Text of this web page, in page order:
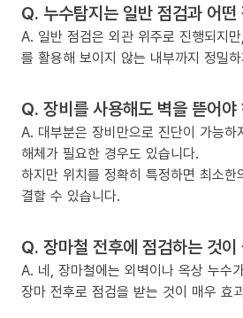
Q. 누수탐지는 일반 점검과 어
A. 일반 점검은 외관 위주로 진행되지
를 활용해 보이지 않는 내부까지 정밀
Q. 장비를 사용해도 벽을 뜯어야
A. 대부분은 장비만으로 진단이 가능하
해체가 필요한 경우도 있습니다.
하지만 위치를 정확히 특정하면 최소한
결할 수 있습니다.
Q. 장마철 전후에 점검하는 것이
A. 네, 장마철에는 외벽이나 옥상 누수
장마 전후로 점검을 받는 것이 매우 효